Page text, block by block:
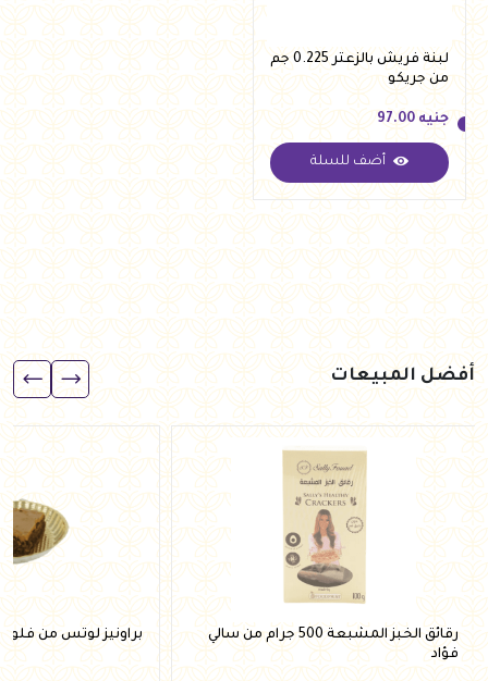
لبنة فريش بالزعتر 0.225 جم
من جريكو
جنيه
جنيه 97.00
أضف للسلة
أفضل المبيعات
رقائق الخبز المشبعة 500 جرام من سالي
فؤاد
براونيز لوتس من